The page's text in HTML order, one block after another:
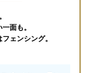
面も。
ェンシング。